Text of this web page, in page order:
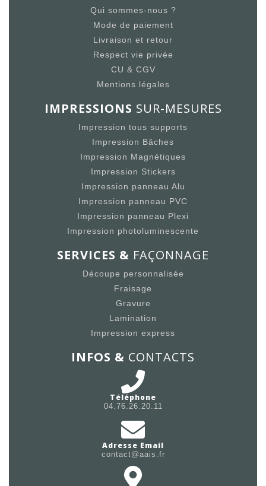
Qui sommes-nous ?
Mode de paiement
Livraison et retour
Respect vie privée
CU & CGV
Mentions légales
IMPRESSIONS SUR-MESURES
Impression tous supports
Impression Bâches
Impression Magnétiques
Impression Stickers
Impression panneau Alu
Impression panneau PVC
Impression panneau Plexi
Impression photoluminescente
SERVICES & FAÇONNAGE
Découpe personnalisée
Fraisage
Gravure
Lamination
Impression express
INFOS & CONTACTS
Téléphone
04.76.26.20.11
Adresse Email
contact@aais.fr